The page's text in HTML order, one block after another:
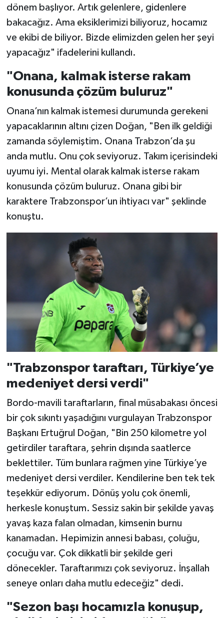
dönem başlıyor. Artık gelenlere, gidenlere
bakacağız. Ama eksiklerimizi biliyoruz, hocamız
ve ekibi de biliyor. Bizde elimizden gelen her şeyi
yapacağız" ifadelerini kullandı.
"Onana, kalmak isterse rakam
konusunda çözüm buluruz"
Onana’nın kalmak istemesi durumunda gerekeni
yapacaklarının altını çizen Doğan, "Ben ilk geldiği
zamanda söylemiştim. Onana Trabzon’da şu
anda mutlu. Onu çok seviyoruz. Takım içerisindeki
uyumu iyi. Mental olarak kalmak isterse rakam
konusunda çözüm buluruz. Onana gibi bir
karaktere Trabzonspor’un ihtiyacı var" şeklinde
konuştu.
"Trabzonspor taraftarı, Türkiye’ye
medeniyet dersi verdi"
Bordo-mavili taraftarların, final müsabakası öncesi
bir çok sıkıntı yaşadığını vurgulayan Trabzonspor
Başkanı Ertuğrul Doğan, "Bin 250 kilometre yol
getirdiler taraftara, şehrin dışında saatlerce
beklettiler. Tüm bunlara rağmen yine Türkiye’ye
medeniyet dersi verdiler. Kendilerine ben tek tek
teşekkür ediyorum. Dönüş yolu çok önemli,
herkesle konuştum. Sessiz sakin bir şekilde yavaş
yavaş kaza falan olmadan, kimsenin burnu
kanamadan. Hepimizin annesi babası, çoluğu,
çocuğu var. Çok dikkatli bir şekilde geri
dönecekler. Taraftarımızı çok seviyoruz. İnşallah
seneye onları daha mutlu edeceğiz" dedi.
"Sezon başı hocamızla konuşup,